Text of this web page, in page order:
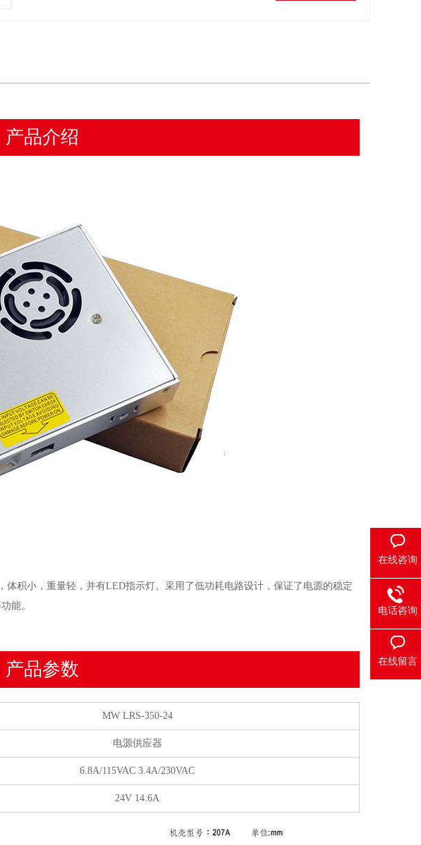
产品介绍
积小，重量轻，并有LED指示灯。采用了低功耗电路设计，保证了电源的稳定
能。
产品参数
MW LRS-350-24
电源供应器
6.8A/115VAC 3.4A/230VAC
24V 14.6A
在线咨询
电话咨询
在线留言